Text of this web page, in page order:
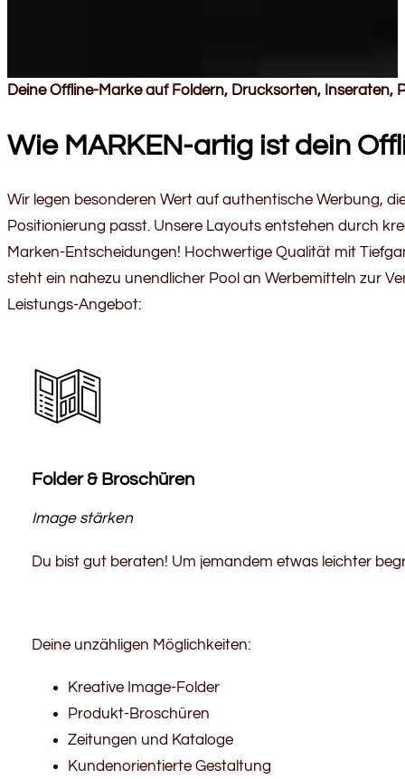
Deine Offline-Marke auf Foldern, Drucksorten, Inseraten,
Wie MARKEN-artig ist dein
Wir legen besonderen Wert auf authentische Werbung,
Positionierung passt. Unsere Layouts entstehen durch
Marken-Entscheidungen! Hochwertige Qualität mit
steht ein nahezu unendlicher Pool an Werbemitteln zur
Leistungs-Angebot:
Folder & Broschüren
Image stärken
Du bist gut beraten! Um jemandem etwas leichter
Deine unzähligen Möglichkeiten:
Kreative Image-Folder
Produkt-Broschüren
Zeitungen und Kataloge
Kundenorientierte Gestaltung